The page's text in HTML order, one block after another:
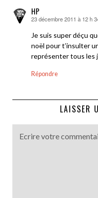
HP
dit :
23 décembre 2011 à 12 h
Je suis super déçu
noël pour t’insulter
représenter tous les
Répondre
LAISSER